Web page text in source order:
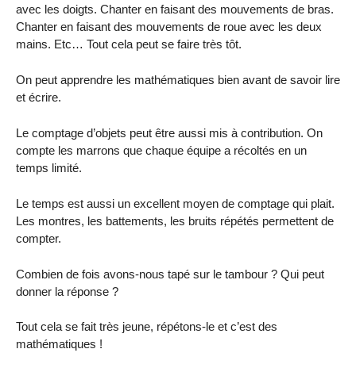
avec les doigts. Chanter en faisant des mouvements de bras.
Chanter en faisant des mouvements de roue avec les deux
mains. Etc… Tout cela peut se faire très tôt.
On peut apprendre les mathématiques bien avant de savoir lire
et écrire.
Le comptage d’objets peut être aussi mis à contribution. On
compte les marrons que chaque équipe a récoltés en un
temps limité.
Le temps est aussi un excellent moyen de comptage qui plait.
Les montres, les battements, les bruits répétés permettent de
compter.
Combien de fois avons-nous tapé sur le tambour ? Qui peut
donner la réponse ?
Tout cela se fait très jeune, répétons-le et c’est des
mathématiques !